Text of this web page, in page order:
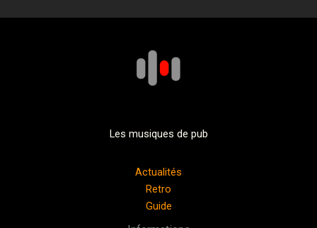
Les musiques de pub
Actualités
Retro
Guide